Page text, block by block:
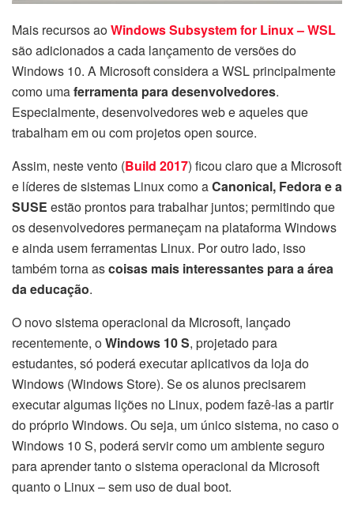
Mais recursos aoWindows Subsystem for Linux – WSL
são adicionados a cada lançamento de versões do
Windows 10. A Microsoft considera a WSL principalmente
como umaferramenta para desenvolvedores.
Especialmente, desenvolvedores web e aqueles que
trabalham em ou com projetos open source.
Assim, neste vento (Build 2017) ficou claro que a Microsoft
e líderes de sistemas Linux como aCanonical, Fedora e a
SUSE estão prontos para trabalhar juntos; permitindo que
os desenvolvedores permaneçam na plataforma Windows
e ainda usem ferramentas Linux. Por outro lado, isso
também torna ascoisas mais interessantes para a área
da educação.
O novo sistema operacional da Microsoft, lançado
recentemente, oWindows 10 S, projetado para
estudantes, só poderá executar aplicativos da loja do
Windows (Windows Store). Se os alunos precisarem
executar algumas lições no Linux, podem fazê-las a partir
do próprio Windows. Ou seja, um único sistema, no caso o
Windows 10 S, poderá servir como um ambiente seguro
para aprender tanto o sistema operacional da Microsoft
quanto o Linux – sem uso de dual boot.